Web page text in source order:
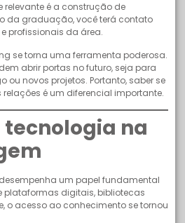
relevante é a construção de
da graduação, você terá contato
profissionais da área.
se torna uma ferramenta poderosa.
abrir portas no futuro, seja para
ou novos projetos. Portanto, saber se
é um diferencial importante.
tecnologia na
um papel fundamental
plataformas digitais, bibliotecas
o acesso ao conhecimento se tornou